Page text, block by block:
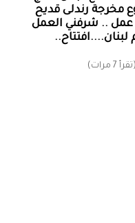
مخرجة رندلى قديح
عمل .. شرفني العمل